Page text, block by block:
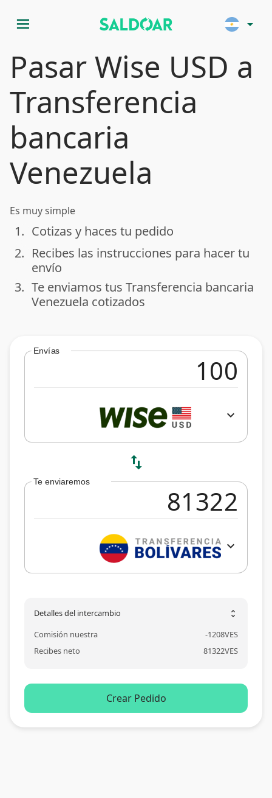
menu arrow_drop_down
Pasar Wise USD a
Transferencia
bancaria
Venezuela
Es muy simple
done
1. Cotizas y haces tu pedido
done
2. Recibes las instrucciones para hacer tu
envío
done
3. Te enviamos tus Transferencia bancaria
Venezuela cotizados
Envías
expand_more
swap_vert
Te enviaremos
expand_more
Detalles del intercambio unfold_more
Comisión nuestra -1208VES
Recibes neto
81322VES
Crear Pedido